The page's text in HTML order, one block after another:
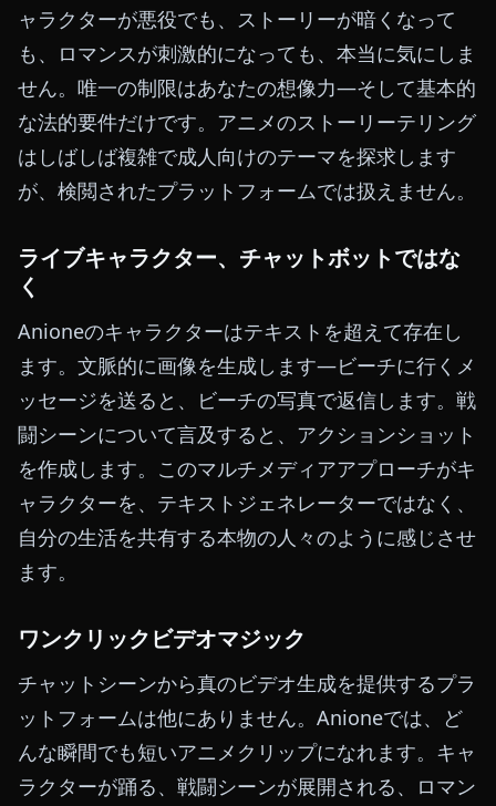
ャラクターが悪役でも、ストーリーが暗くなって
も、ロマンスが刺激的になっても、本当に気にしま
せん。唯一の制限はあなたの想像力—そして基本的
な法的要件だけです。アニメのストーリーテリング
はしばしば複雑で成人向けのテーマを探求します
が、検閲されたプラットフォームでは扱えません。
ライブキャラクター、チャットボットではな
く
Anioneのキャラクターはテキストを超えて存在し
ます。文脈的に画像を生成します—ビーチに行くメ
ッセージを送ると、ビーチの写真で返信します。戦
闘シーンについて言及すると、アクションショット
を作成します。このマルチメディアアプローチがキ
ャラクターを、テキストジェネレーターではなく、
自分の生活を共有する本物の人々のように感じさせ
ます。
ワンクリックビデオマジック
チャットシーンから真のビデオ生成を提供するプラ
ットフォームは他にありません。Anioneでは、ど
んな瞬間でも短いアニメクリップになれます。キャ
ラクターが踊る、戦闘シーンが展開される、ロマン